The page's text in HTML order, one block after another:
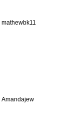
mathewbk11
Amandajew